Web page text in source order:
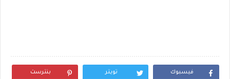
فيسبوك تويتر بنترست